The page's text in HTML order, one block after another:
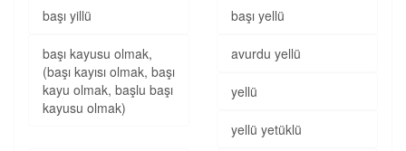
başı yillü başı yellü
başı kayusu olmak,
(başı kayısı olmak, başı
kayu olmak, başlu başı
kayusu olmak)
avurdu yellü
yellü
yellü yetüklü